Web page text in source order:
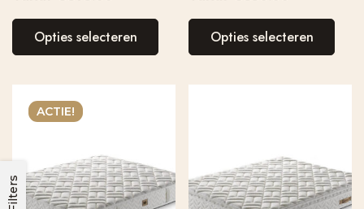
Filters
Opties selecteren Opties selecteren
ACTIE!